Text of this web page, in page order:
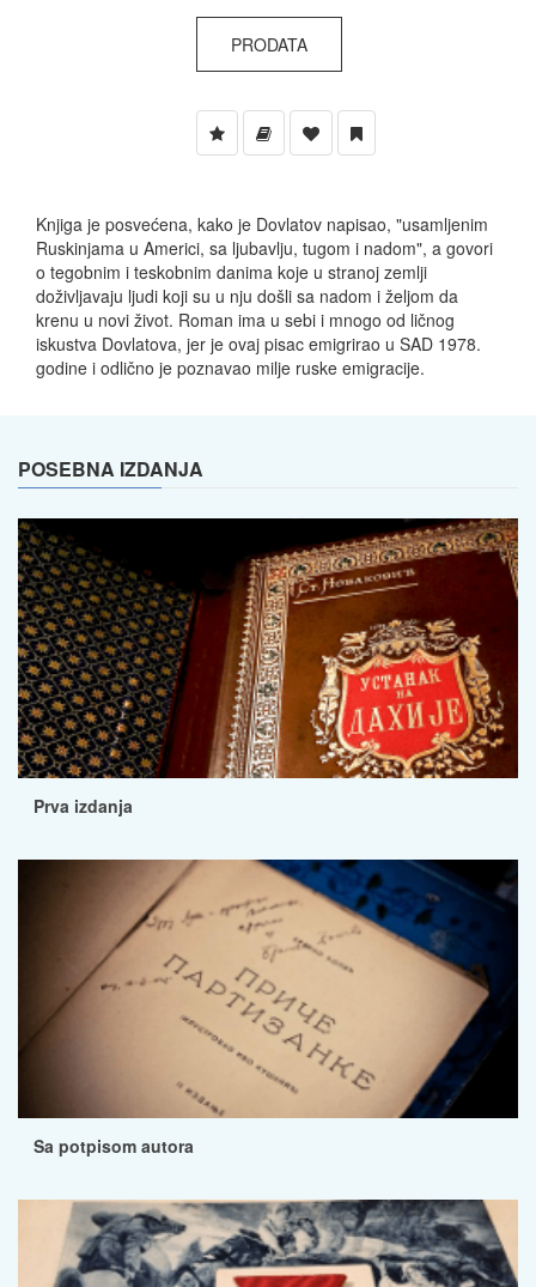
PRODATA
Knjiga je posvećena, kako je Dovlatov napisao, "usamljenim
Ruskinjama u Americi, sa ljubavlju, tugom i nadom", a govori
o tegobnim i teskobnim danima koje u stranoj zemlji
doživljavaju ljudi koji su u nju došli sa nadom i željom da
krenu u novi život. Roman ima u sebi i mnogo od ličnog
iskustva Dovlatova, jer je ovaj pisac emigrirao u SAD 1978.
godine i odlično je poznavao milje ruske emigracije.
POSEBNA IZDANJA
Prva izdanja
Sa potpisom autora